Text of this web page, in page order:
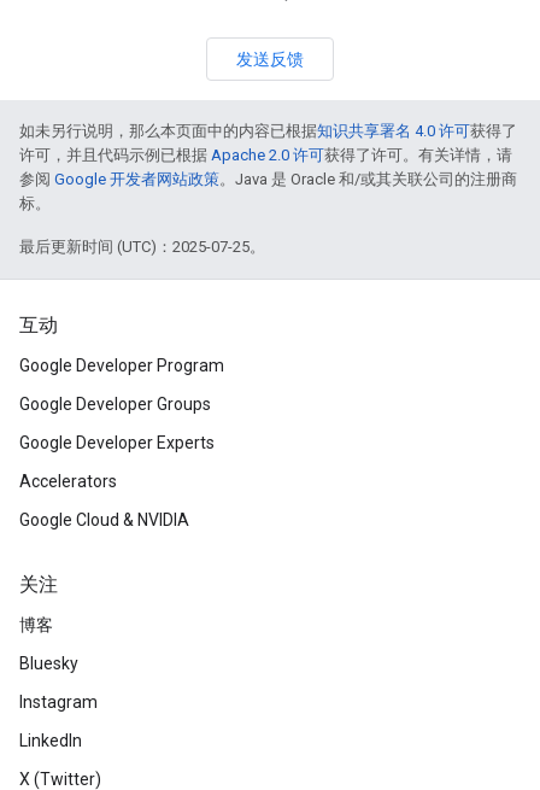
发送反馈
如未另行说明，那么本页面中的内容已根据知识共享署名 4.0 许可获得了
许可，并且代码示例已根据 Apache 2.0 许可获得了许可。有关详情，请
参阅 Google 开发者网站政策。Java 是 Oracle 和/或其关联公司的注册商
标。
最后更新时间 (UTC)：2025-07-25。
互动
Google Developer Program
Google Developer Groups
Google Developer Experts
Accelerators
Google Cloud & NVIDIA
关注
博客
Bluesky
Instagram
LinkedIn
X (Twitter)